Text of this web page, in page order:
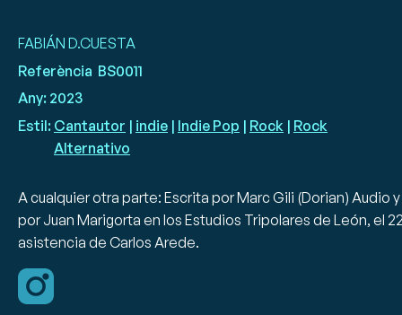
FABIÁN D.CUESTA
Referència BS0011
Any: 2023
Estil: Cantautor | indie | Indie Pop | Rock | Rock
Alternativo
A cualquier otra parte: Escrita por Marc Gili (Dorian) Audio
por Juan Marigorta en los Estudios Tripolares de León, el
asistencia de Carlos Arede.